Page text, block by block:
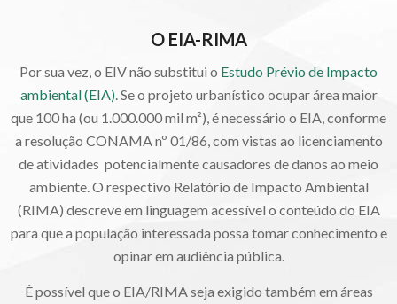
O EIA-RIMA
Por sua vez, o EIV não substitui o Estudo Prévio de Impacto
ambiental (EIA). Se o projeto urbanístico ocupar área maior
que 100 ha (ou 1.000.000 mil m²), é necessário o EIA, conforme
a resolução CONAMA nº 01/86, com vistas ao licenciamento
de atividades potencialmente causadores de danos ao meio
ambiente. O respectivo Relatório de Impacto Ambiental
(RIMA) descreve em linguagem acessível o conteúdo do EIA
para que a população interessada possa tomar conhecimento e
opinar em audiência pública.
É possível que o EIA/RIMA seja exigido também em áreas